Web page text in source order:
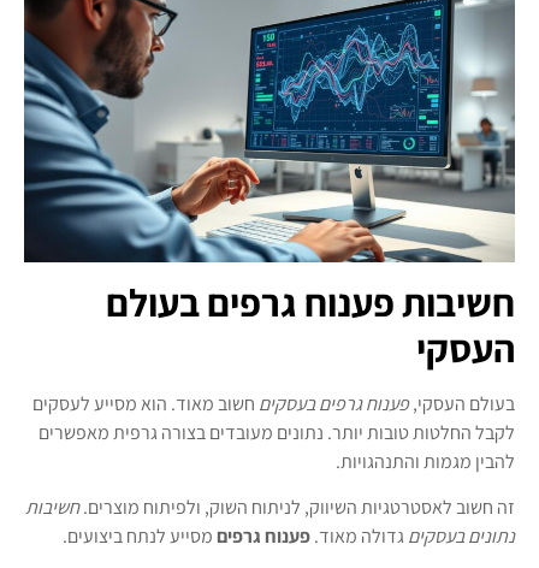
חשיבות פענוח גרפים בעולם
העסקי
בעולם העסקי,פענוח גרפים בעסקים חשוב מאוד. הוא מסייע לעסקים
לקבל החלטות טובות יותר. נתונים מעובדים בצורה גרפית מאפשרים
להבין מגמות והתנהגויות.
זה חשוב לאסטרטגיות השיווק, לניתוח השוק, ולפיתוח מוצרים.חשיבות
נתונים בעסקים גדולה מאוד.פענוח גרפיםמסייע לנתח ביצועים.